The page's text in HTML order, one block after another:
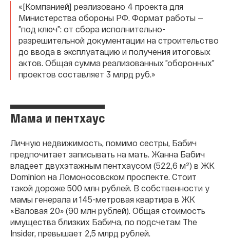
«[Компанией] реализовано 4 проекта для
Министерства обороны РФ. Формат работы —
”под ключ”: от сбора исполнительно-
разрешительной документации на строительство
до ввода в эксплуатацию и получения итоговых
актов. Общая сумма реализованных ”оборонных”
проектов составляет 3 млрд руб.»
Мама и пентхаус
Личную недвижимость, помимо сестры, Бабич
предпочитает записывать на мать. Жанна Бабич
владеет двухэтажным пентхаусом (522,6 м²) в ЖК
Dominion на Ломоносовском проспекте. Стоит
такой дороже 500 млн рублей. В собственности у
мамы генерала и 145-метровая квартира в ЖК
«Валовая 20» (90 млн рублей). Общая стоимость
имущества близких Бабича, по подсчетам The
Insider, превышает 2,5 млрд рублей.